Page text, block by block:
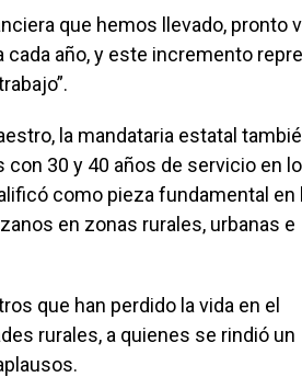
que hemos llevado, pronto
año, y este incremento
la mandataria estatal
30 y 40 años de servicio en
como pieza fundamental en
en zonas rurales, urbanas e
que han perdido la vida en el
rurales, a quienes se rindió un